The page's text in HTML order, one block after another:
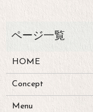
HOME
Concept
Menu